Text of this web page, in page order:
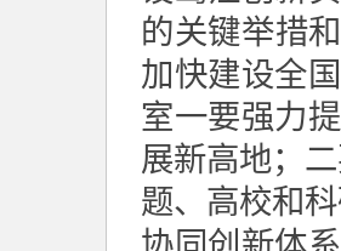
的关键举措
加快建设全
室一要强力
展新高地；
题、高校和